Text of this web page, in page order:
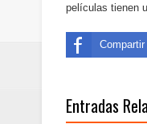
películas tienen
Entradas